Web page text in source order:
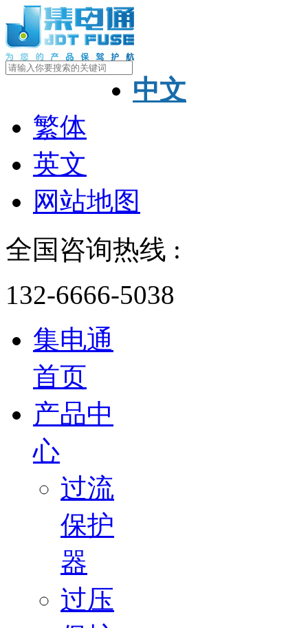
中文
繁体
英文
网站地图
全国咨询热线 :
132-6666-5038
集电通
首页
产品中
心
过流
保护
器
过压